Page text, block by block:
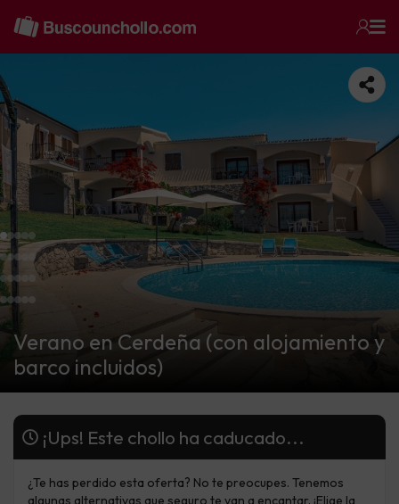
Verano en Cerdeña (con alojamiento y
barco incluidos)
¡Ups! Este chollo ha caducado...
¿Te has perdido esta oferta? No te preocupes. Tenemos
algunas alternativas que seguro te van a encantar. ¡Elige la